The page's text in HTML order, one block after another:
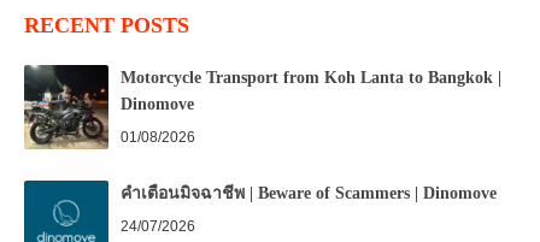
RECENT POSTS
Motorcycle Transport from Koh Lanta to Bangkok |
Dinomove
01/08/2026
คำเตือนมิจฉาชีพ | Beware of Scammers | Dinomove
24/07/2026